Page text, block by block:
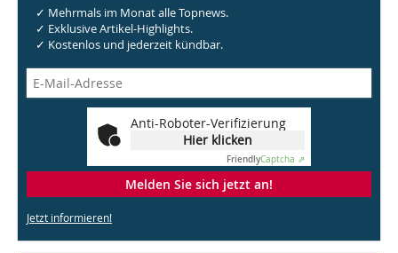
✓ Mehrmals im Monat alle Topnews.
✓ Exklusive Artikel-Highlights.
✓ Kostenlos und jederzeit kündbar.
Anti-Roboter-Verifizierung
Hier klicken
FriendlyCaptcha ⇗
Melden Sie sich jetzt an!
Jetzt informieren!